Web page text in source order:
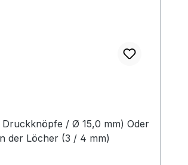
/ Ø 15,0 mm) Oder
der Löcher (3 / 4 mm)